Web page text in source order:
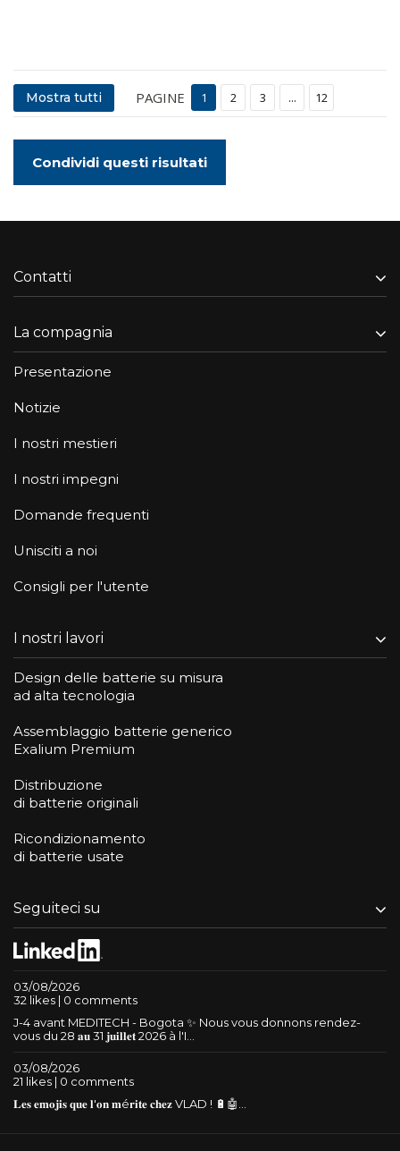
Mostra tutti PAGINE 1 2 3 ... 12
Condividi questi risultati
Contatti
La compagnia
Presentazione
Notizie
I nostri mestieri
I nostri impegni
Domande frequenti
Unisciti a noi
Consigli per l'utente
I nostri lavori
Design delle batterie su misura
ad alta tecnologia
Assemblaggio batterie generico
Exalium Premium
Distribuzione
di batterie originali
Ricondizionamento
di batterie usate
Seguiteci su
03/08/2026
32 likes | 0 comments
J-4 avant MEDITECH - Bogota ✨ Nous vous donnons rendez-
vous du 28 𝐚𝐮 31 𝐣𝐮𝐢𝐥𝐥𝐞𝐭 2026 à l'I...
03/08/2026
21 likes | 0 comments
𝐋𝐞𝐬 𝐞𝐦𝐨𝐣𝐢𝐬 𝐪𝐮𝐞 𝐥'𝐨𝐧 𝐦é𝐫𝐢𝐭𝐞 𝐜𝐡𝐞𝐳 VLAD ! 🔋🤖...